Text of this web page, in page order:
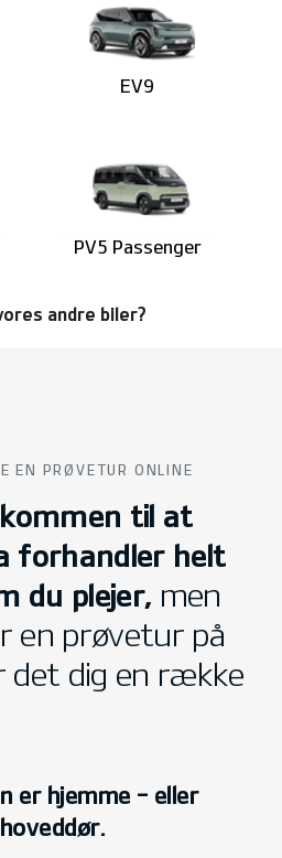
EV9
PV5 Passenger
andre biler?
EN PRØVETUR ONLINE
til at
forhandler helt
du plejer, men
en prøvetur på
det dig en række
er hjemme - eller